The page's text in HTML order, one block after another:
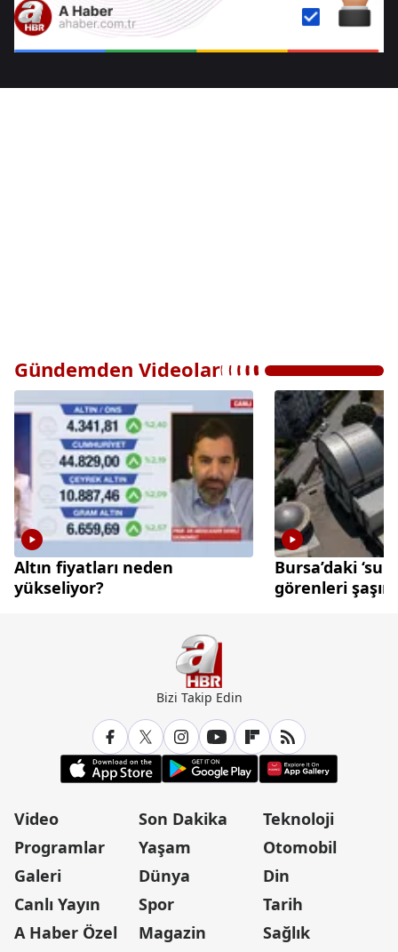
Gündemden Videolar
Altın fiyatları neden
yükseliyor?
Bursa’daki
görenleri
Bizi Takip Edin
Video
Programlar
Galeri
Canlı Yayın
A Haber Özel
Son Dakika
Yaşam
Dünya
Spor
Magazin
Teknoloji
Otomobil
Din
Tarih
Sağlık